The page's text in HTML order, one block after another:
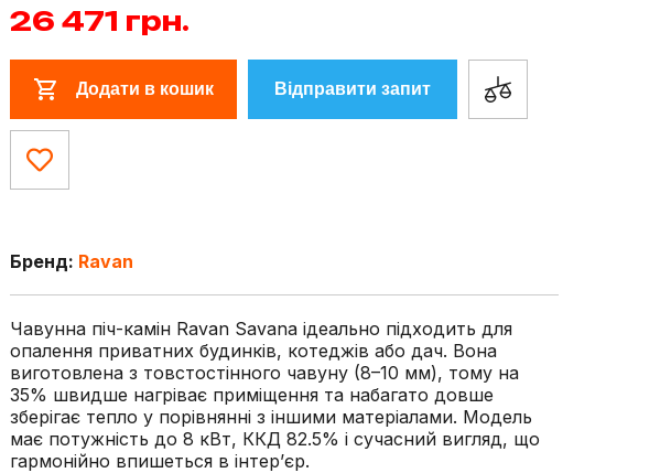
26 471 грн.
Додати в кошик Відправити запит
Бренд: Ravan
Чавунна піч-камін Ravan Savana ідеально підходить для
опалення приватних будинків, котеджів або дач. Вона
виготовлена з товстостінного чавуну (8–10 мм), тому на
35% швидше нагріває приміщення та набагато довше
зберігає тепло у порівнянні з іншими матеріалами. Модель
має потужність до 8 кВт, ККД 82.5% і сучасний вигляд, що
гармонійно впишеться в інтер’єр.